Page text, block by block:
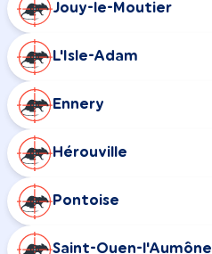
Jouy-le-Moutier
L'Isle-Adam
Ennery
Hérouville
Pontoise
Saint-Ouen-l'Aumône